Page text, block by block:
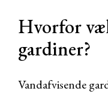
Hvorfor
gardiner?
Vandafvisende